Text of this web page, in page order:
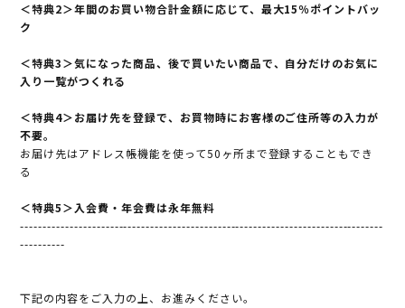
＜特典2＞年間のお買い物合計金額に応じて、最大15％ポイントバッ
ク
＜特典3＞気になった商品、後で買いたい商品で、自分だけのお気に
入り一覧がつくれる
＜特典4＞お届け先を登録で、お買物時にお客様のご住所等の入力が
不要。
お届け先はアドレス帳機能を使って50ヶ所まで登録することもでき
る
＜特典5＞入会費・年会費は永年無料
---------------------------------------------------------------------------------
----------
下記の内容をご入力の上、お進みください。